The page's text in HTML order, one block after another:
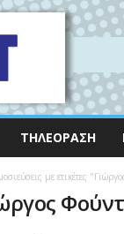
ΤΗΛΕΌΡΑΣΗ
με ετικέτες